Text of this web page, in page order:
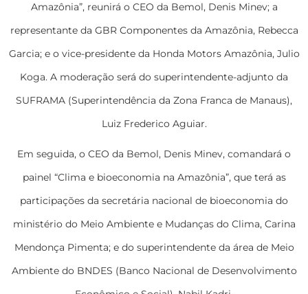
Amazônia”, reunirá o CEO da Bemol, Denis Minev; a
representante da GBR Componentes da Amazônia, Rebecca
Garcia; e o vice-presidente da Honda Motors Amazônia, Julio
Koga. A moderação será do superintendente-adjunto da
SUFRAMA (Superintendência da Zona Franca de Manaus),
Luiz Frederico Aguiar.
Em seguida, o CEO da Bemol, Denis Minev, comandará o
painel “Clima e bioeconomia na Amazônia”, que terá as
participações da secretária nacional de bioeconomia do
ministério do Meio Ambiente e Mudanças do Clima, Carina
Mendonça Pimenta; e do superintendente da área de Meio
Ambiente do BNDES (Banco Nacional de Desenvolvimento